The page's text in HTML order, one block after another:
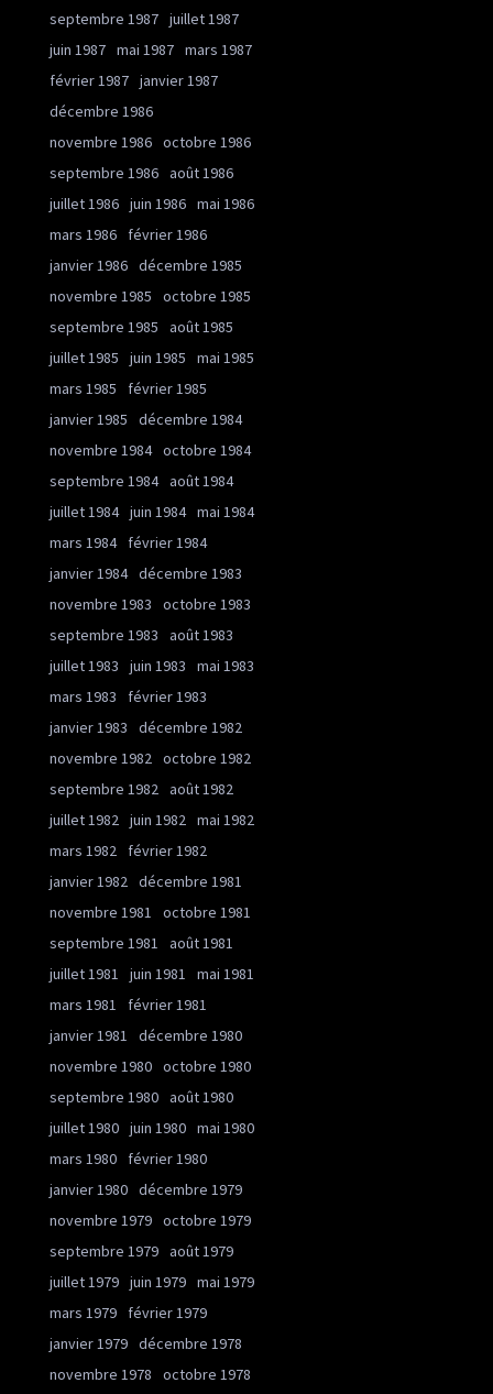
septembre 1987 juillet 1987
juin 1987 mai 1987 mars 1987
février 1987 janvier 1987
décembre 1986
novembre 1986 octobre 1986
septembre 1986 août 1986
juillet 1986 juin 1986 mai 1986
mars 1986
février 1986
janvier 1986 décembre 1985
novembre 1985
octobre 1985
septembre 1985
août 1985
juillet 1985
juin 1985
mai 1985
mars 1985
février 1985
janvier 1985
décembre 1984
novembre 1984 octobre 1984
septembre 1984 août 1984
juillet 1984 juin 1984 mai 1984
mars 1984
février 1984
janvier 1984 décembre 1983
novembre 1983
octobre 1983
septembre 1983
août 1983
juillet 1983
juin 1983
mai 1983
mars 1983
février 1983
janvier 1983
décembre 1982
novembre 1982 octobre 1982
septembre 1982 août 1982
juillet 1982 juin 1982 mai 1982
mars 1982
février 1982
janvier 1982 décembre 1981
novembre 1981
octobre 1981
septembre 1981
août 1981
juillet 1981
juin 1981
mai 1981
mars 1981
février 1981
janvier 1981
décembre 1980
novembre 1980 octobre 1980
septembre 1980 août 1980
juillet 1980 juin 1980 mai 1980
mars 1980
février 1980
janvier 1980 décembre 1979
novembre 1979 octobre 1979
septembre 1979 août 1979
juillet 1979 juin 1979 mai 1979
mars 1979
février 1979
janvier 1979 décembre 1978
novembre 1978
octobre 1978